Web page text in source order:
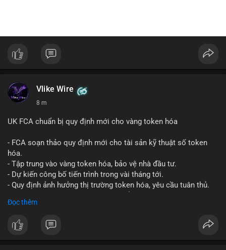
Vlike Wire
8 m
UK FCA chuẩn bị quy định mới cho vàng token hóa
- FCA soạn thảo quy định mới cho tài sản kỹ thuật số token
hóa.
- Tập trung vào vàng token hóa, bảo vệ nhà đầu tư.
- Dự kiến công bố tiến trình trong vài tháng tới.
- Quy định ảnh hưởng thị trường token hóa, yêu cầu tuân thủ.
#binancesquare
$btc $eth
Đọc thêm